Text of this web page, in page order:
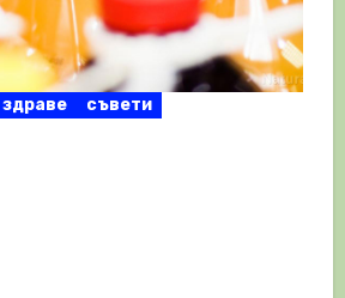
здраве съвети